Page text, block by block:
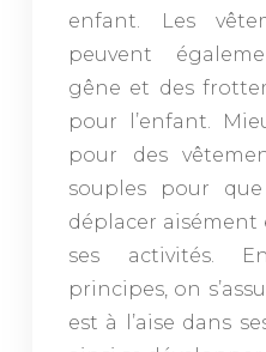
enfant. Les
peuvent
gêne et des
pour l’enfant.
pour des
souples pour
déplacer
ses activités.
principes, on
est à l’aise dans